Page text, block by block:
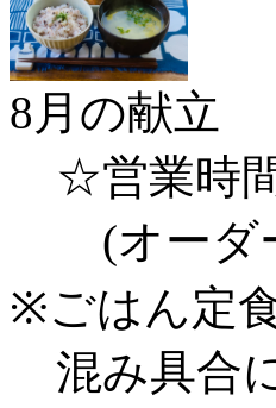
8月の献立
☆営業時
(オーダ
※ごはん定
混み具合